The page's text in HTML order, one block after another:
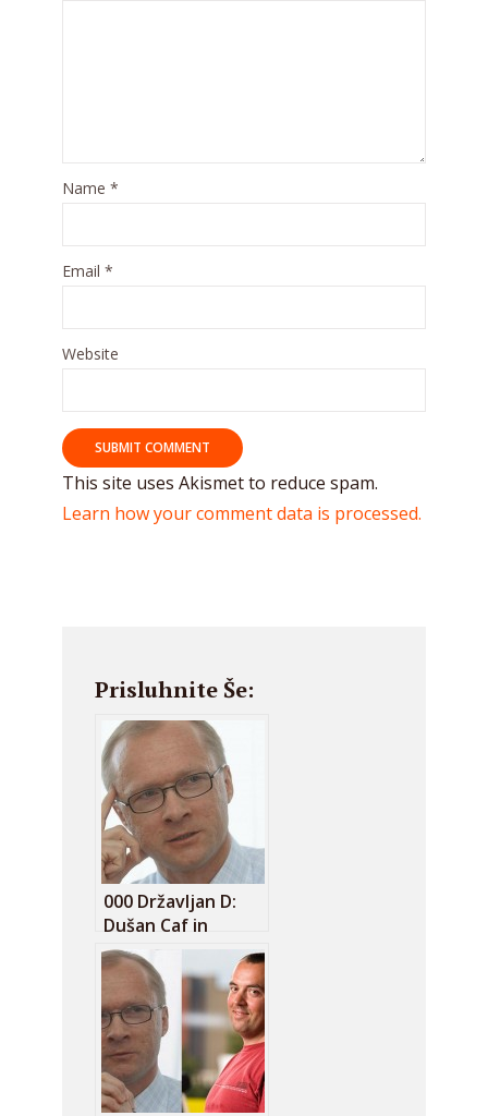
Name *
Email *
Website
This site uses Akismet to reduce spam.
Learn how your comment data is processed.
Prisluhnite Še:
000 Državljan D:
Dušan Caf in
nevtralnost
interneta